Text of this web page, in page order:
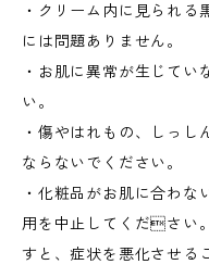
・クリーム内に見られ
には問題ありません。
・お肌に異常が生じてい
い。
・傷やはれもの、しっし
ならないでください。
・化粧品がお肌に合わな
用を中止してください
すと、症状を悪化させる